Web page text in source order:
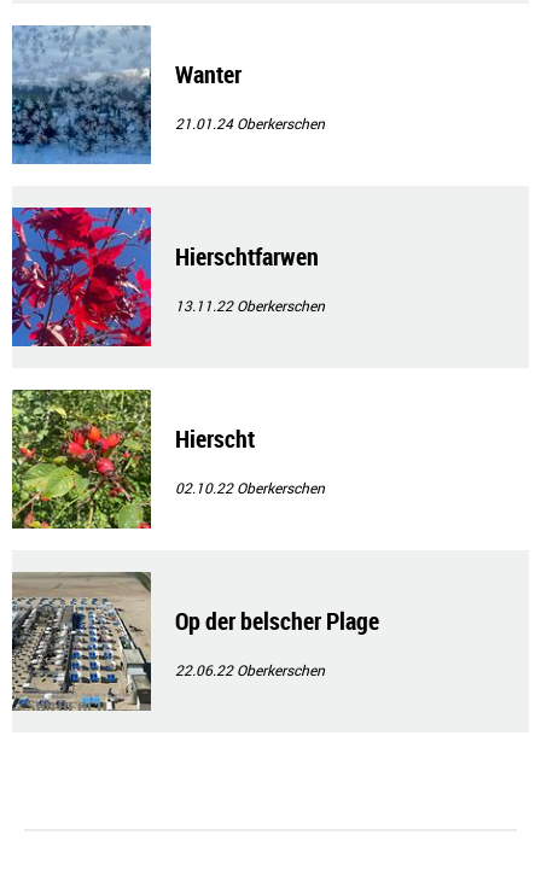
Wanter
21.01.24Oberkerschen
Hierschtfarwen
13.11.22Oberkerschen
Hierscht
02.10.22Oberkerschen
Op der belscher Plage
22.06.22Oberkerschen